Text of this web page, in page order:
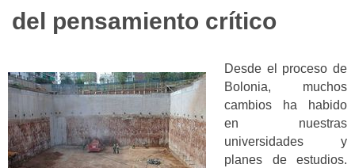
del pensamiento crítico
Desde el proceso de
Bolonia, muchos
cambios ha habido
en nuestras
universidades y
planes de estudios.